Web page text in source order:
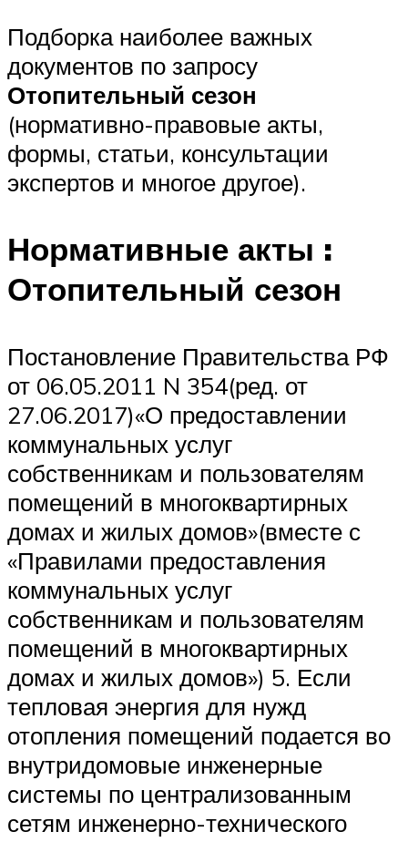
Подборка наиболее важных
документов по запросу
Отопительный сезон
(нормативно-правовые акты,
формы, статьи, консультации
экспертов и многое другое).
Нормативные акты :
Отопительный сезон
Постановление Правительства РФ
от 06.05.2011 N 354(ред. от
27.06.2017)«О предоставлении
коммунальных услуг
собственникам и пользователям
помещений в многоквартирных
домах и жилых домов»(вместе с
«Правилами предоставления
коммунальных услуг
собственникам и пользователям
помещений в многоквартирных
домах и жилых домов») 5. Если
тепловая энергия для нужд
отопления помещений подается во
внутридомовые инженерные
системы по централизованным
сетям инженерно-технического